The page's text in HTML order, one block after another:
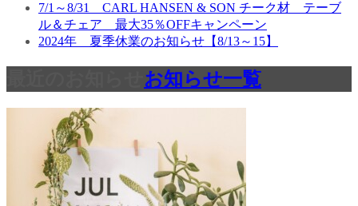
7/1～8/31 CARL HANSEN & SON チーク材 テーブ
ル＆チェア 最大35％OFFキャンペーン
2024年 夏季休業のお知らせ【8/13～15】
お知らせ一覧